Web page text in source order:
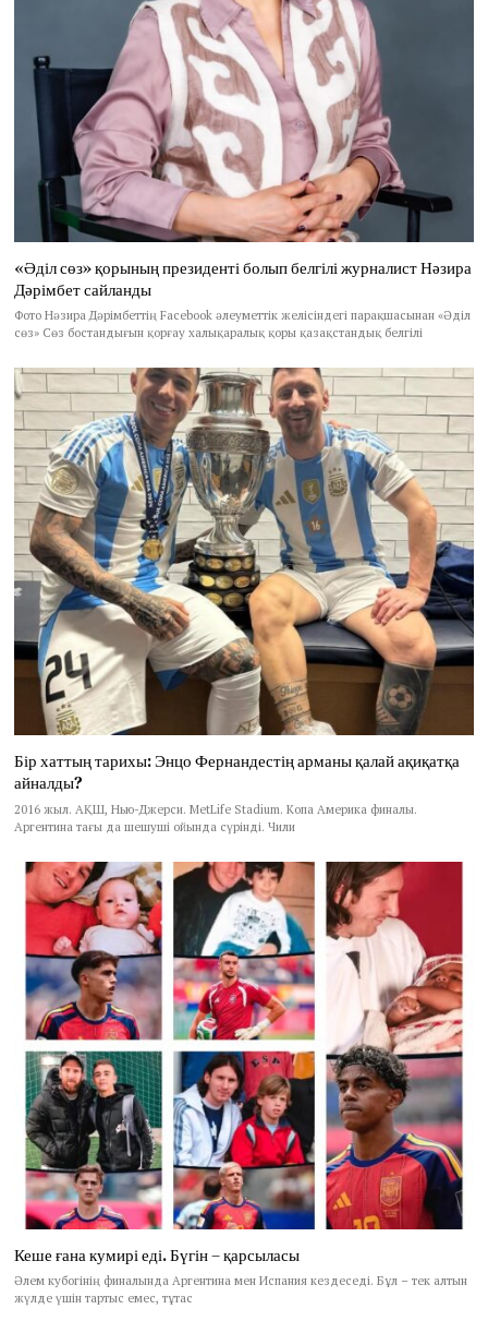
«Әділ сөз» қорының президенті болып белгілі журналист Нәзира
Дәрімбет сайланды
Фото Нәзира Дәрімбеттің Facebook әлеуметтік желісіндегі парақшасынан «Әділ
сөз» Сөз бостандығын қорғау халықаралық қоры қазақстандық белгілі
Бір хаттың тарихы: Энцо Фернандестің арманы қалай ақиқатқа
айналды?
2016 жыл. АҚШ, Нью-Джерси. MetLife Stadium. Копа Америка финалы.
Аргентина тағы да шешуші ойында сүрінді. Чили
Кеше ғана кумирі еді. Бүгін – қарсыласы
Әлем кубогінің финалында Аргентина мен Испания кездеседі. Бұл – тек алтын
жүлде үшін тартыс емес, тұтас